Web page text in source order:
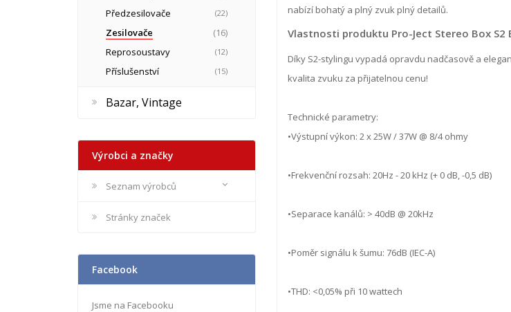
nabízí bohatý a plný zvuk plný detailů.
Vlastnosti produktu Pro-Ject Stereo Box S2
Díky S2-stylingu vypadá opravdu nadčasově a
kvalita zvuku za přijatelnou cenu!
Technické parametry:
•Výstupní výkon: 2 x 25W / 37W @ 8/4 ohmy
•Frekvenční rozsah: 20Hz - 20 kHz (+ 0 dB, -0,5 dB)
•Separace kanálů: > 40dB @ 20kHz
•Poměr signálu k šumu: 76dB (IEC-A)
•THD: <0,05% při 10 wattech
Předzesilovače (22)
Zesilovače
(16)
Reprosoustavy
(12)
Příslušenství (15)
Bazar, Vintage
Výrobci a značky
Seznam výrobců
Stránky značek
Facebook
Jsme na Facebooku